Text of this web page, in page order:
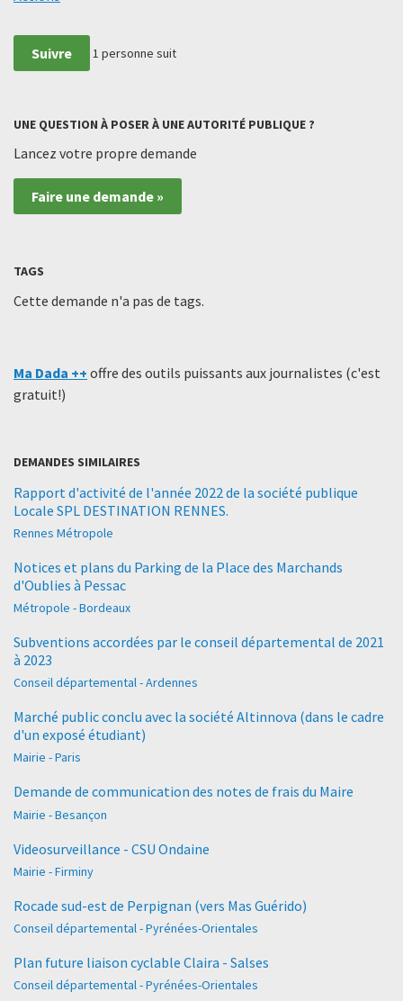
Suivre 1 personne suit
UNE QUESTION À POSER À UNE AUTORITÉ PUBLIQUE ?
Lancez votre propre demande
Faire une demande »
TAGS
Cette demande n'a pas de tags.
Ma Dada ++ offre des outils puissants aux journalistes (c'est
gratuit!)
DEMANDES SIMILAIRES
Rapport d'activité de l'année 2022 de la société publique
Locale SPL DESTINATION RENNES.
Rennes Métropole
Notices et plans du Parking de la Place des Marchands
d'Oublies à Pessac
Métropole - Bordeaux
Subventions accordées par le conseil départemental de 2021
à 2023
Conseil départemental - Ardennes
Marché public conclu avec la société Altinnova (dans le cadre
d'un exposé étudiant)
Mairie - Paris
Demande de communication des notes de frais du Maire
Mairie - Besançon
Videosurveillance - CSU Ondaine
Mairie - Firminy
Rocade sud-est de Perpignan (vers Mas Guérido)
Conseil départemental - Pyrénées-Orientales
Plan future liaison cyclable Claira - Salses
Conseil départemental - Pyrénées-Orientales